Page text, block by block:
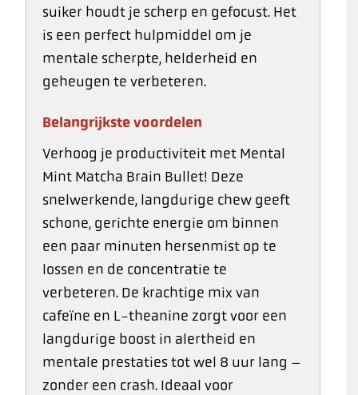
suiker houdt je scherp en gefocust. Het
is een perfect hulpmiddel om je
mentale scherpte, helderheid en
geheugen te verbeteren.
Belangrijkste voordelen
Verhoog je productiviteit met Mental
Mint Matcha Brain Bullet! Deze
snelwerkende, langdurige chew geeft
schone, gerichte energie om binnen
een paar minuten hersenmist op te
lossen en de concentratie te
verbeteren. De krachtige mix van
cafeïne en L-theanine zorgt voor een
langdurige boost in alertheid en
mentale prestaties tot wel 8 uur lang –
zonder een crash. Ideaal voor